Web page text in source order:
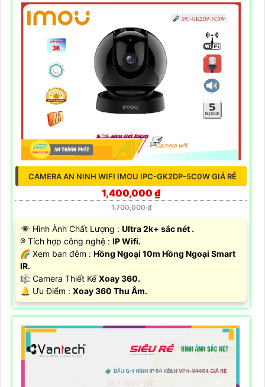
CAMERA AN NINH WIFI IMOU IPC-GK2DP-5C0W GIÁ RẺ
1,400,000 ₫
1,700,000 ₫
👁 Hình Ành Chất Lượng : Ultra 2k+ sắc nét .
®️ Tích hợp công nghệ : IP Wifi.
🌈 Xem ban đêm : Hồng Ngoại 10m Hồng Ngoại Smart
IR.
🎼️ Camera Thiết KếXoay 360.
️🔔 Ưu Điểm : Xoay 360 Thu Âm.